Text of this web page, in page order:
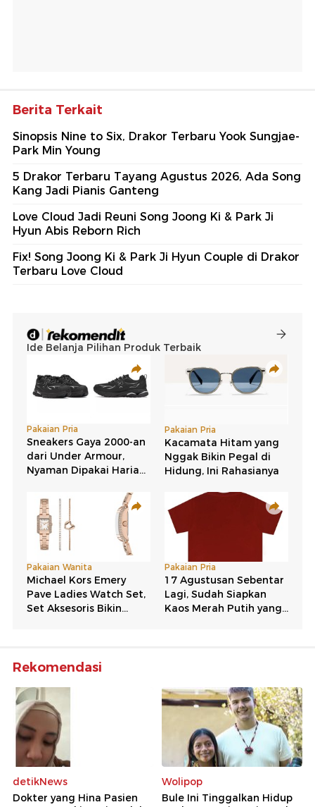
Berita Terkait
Sinopsis Nine to Six, Drakor Terbaru Yook Sungjae-
Park Min Young
5 Drakor Terbaru Tayang Agustus 2026, Ada Song
Kang Jadi Pianis Ganteng
Love Cloud Jadi Reuni Song Joong Ki & Park Ji
Hyun Abis Reborn Rich
Fix! Song Joong Ki & Park Ji Hyun Couple di Drakor
Terbaru Love Cloud
Rekomendasi
detikNews
Dokter yang Hina Pasien
Wolipop
Bule Ini Tinggalkan Hidup